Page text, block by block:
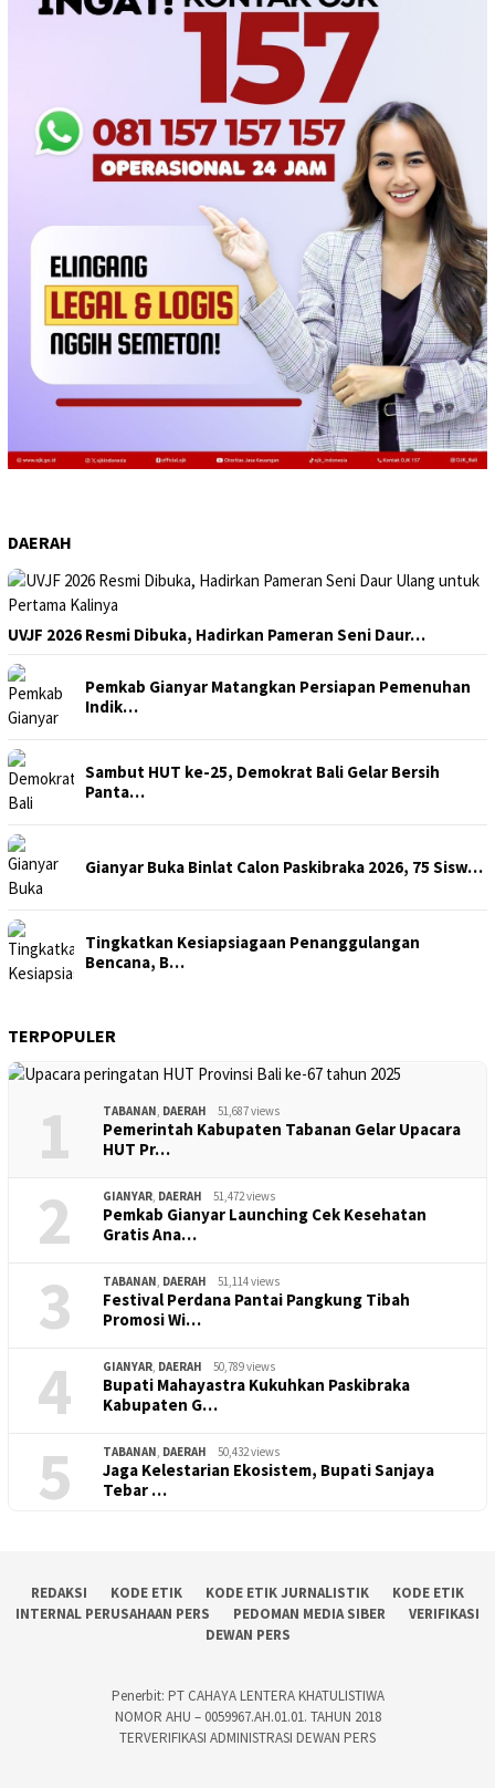
DAERAH
UVJF 2026 Resmi Dibuka, Hadirkan Pameran Seni Daur…
Pemkab Gianyar Matangkan Persiapan Pemenuhan
Indik…
Sambut HUT ke-25, Demokrat Bali Gelar Bersih
Panta…
Gianyar Buka Binlat Calon Paskibraka 2026, 75 Sisw…
Tingkatkan Kesiapsiagaan Penanggulangan
Bencana, B…
TERPOPULER
1 TABANAN, DAERAH 51,687 views
Pemerintah Kabupaten Tabanan Gelar Upacara
HUT Pr…
2 GIANYAR, DAERAH 51,472 views
Pemkab Gianyar Launching Cek Kesehatan
Gratis Ana…
3 TABANAN, DAERAH 51,114 views
Festival Perdana Pantai Pangkung Tibah
Promosi Wi…
4 GIANYAR, DAERAH 50,789 views
Bupati Mahayastra Kukuhkan Paskibraka
Kabupaten G…
5 TABANAN, DAERAH 50,432 views
Jaga Kelestarian Ekosistem, Bupati Sanjaya
Tebar …
REDAKSI KODE ETIK KODE ETIK JURNALISTIK
KODE ETIK
INTERNAL PERUSAHAAN PERS
PEDOMAN MEDIA SIBER
VERIFIKASI
DEWAN PERS
Penerbit: PT CAHAYA LENTERA KHATULISTIWA
NOMOR AHU – 0059967.AH.01.01. TAHUN 2018
TERVERIFIKASI ADMINISTRASI DEWAN PERS